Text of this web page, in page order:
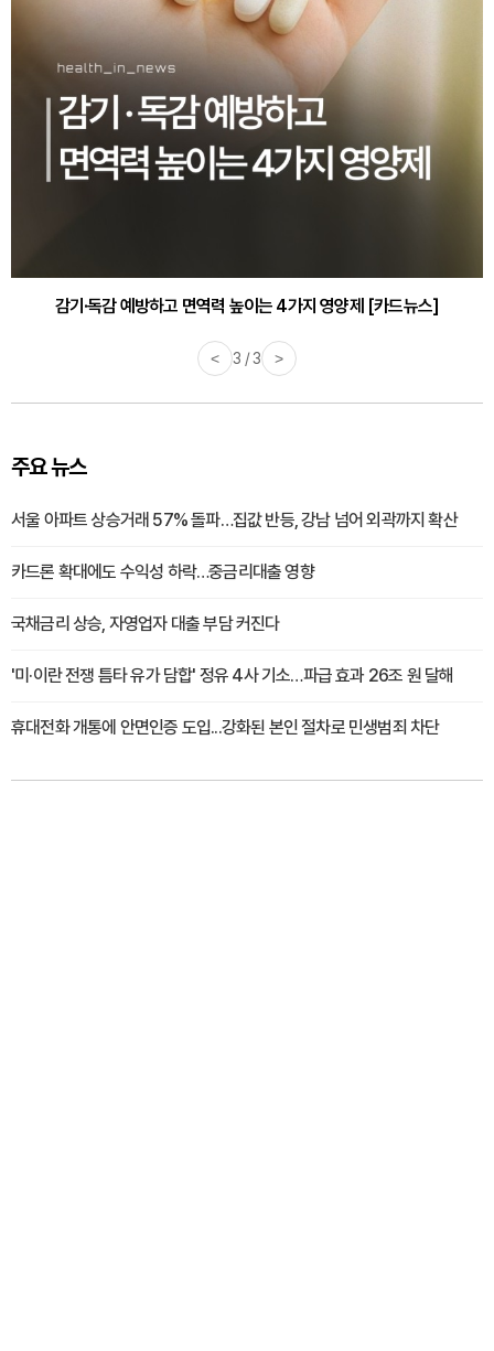
감기·독감 예방하고 면역력 높이는 4가지 영양제 [카드뉴스]
< 3 / 3 >
주요 뉴스
서울 아파트 상승거래 57% 돌파…집값 반등, 강남 넘어 외곽까지 확산
카드론 확대에도 수익성 하락…중금리대출 영향
국채금리 상승, 자영업자 대출 부담 커진다
'미·이란 전쟁 틈타 유가 담합' 정유 4사 기소…파급 효과 26조 원 달해
휴대전화 개통에 안면인증 도입...강화된 본인 절차로 민생범죄 차단